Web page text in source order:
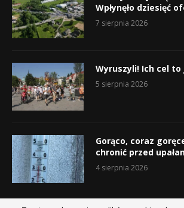
Wpłynęło dziesięć
7 sierpnia 2026
Wyruszyli! Ich cel to
5 sierpnia 2026
Gorąco, coraz
chronić przed
4 sierpnia 2026